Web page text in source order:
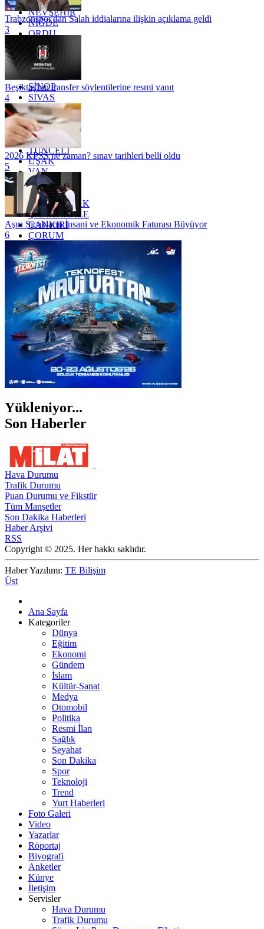
NEVŞEHİR
NİĞDE
ORDU
OSMANİYE
RİZE
SAKARYA
SİNOP
SİVAS
SİİRT
TEKİRDAĞ
TOKAT
TRABZON
TUNCELİ
UŞAK
VAN
YALOVA
YOZGAT
ZONGULDAK
ÇANAKKALE
ÇANKIRI
ÇORUM
İSTANBUL
İZMİR
ŞANLIURFA
ŞIRNAK
Trabzonspor'dan Salah iddialarına ilişkin açıklama geldi
3
Beşiktaş'tan transfer söylentilerine resmi yanıt
4
2026 KPSS ne zaman? sınav tarihleri belli oldu
5
Aşırı Sıcakların İnsani ve Ekonomik Faturası Büyüyor
6
Yükleniyor...
Son Haberler
Hava Durumu
Trafik Durumu
Puan Durumu ve Fikstür
Tüm Manşetler
Son Dakika Haberleri
Haber Arşivi
RSS
Copyright © 2025. Her hakkı saklıdır.
Haber Yazılımı: TE Bilişim
Üst
Ana Sayfa
Kategoriler
Dünya
Eğitim
Ekonomi
Gündem
İslam
Kültür-Sanat
Medya
Otomobil
Politika
Resmi İlan
Sağlık
Seyahat
Son Dakika
Spor
Teknoloji
Trend
Yurt Haberleri
Foto Galeri
Video
Yazarlar
Röportaj
Biyografi
Anketler
Künye
İletişim
Servisler
Hava Durumu
Trafik Durumu